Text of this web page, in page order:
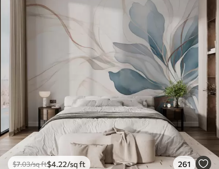
$7.03/sq ft$4 .22/sq ft 261